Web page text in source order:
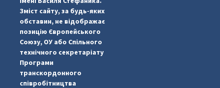
#PipIvanToday
Зміст сайту, за будь-яких
обставин, не відображає
позицію Європейського
Союзу, ОУ або Спільного
технічного секретаріату
Програми
транскордонного
співробітництва